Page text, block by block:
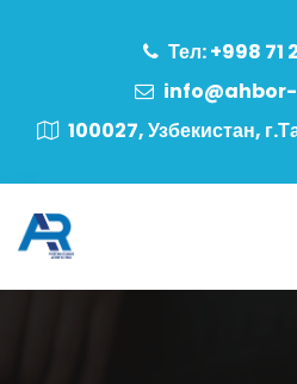
Тел: +998
100027, Узбекистан,